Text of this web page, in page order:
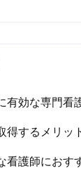
有効な専門看
得するメリッ
看護師におす